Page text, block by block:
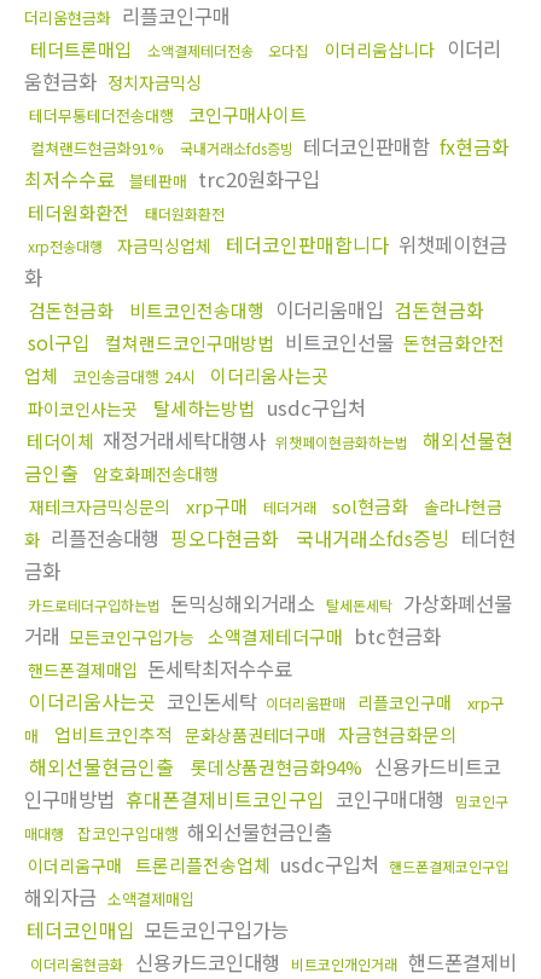
더리움현금화 리플코인구매
테더트론매입 소액결제테더전송 오다집 이더리움삽니다 이더리
움현금화 정치자금믹싱
테더무통테더전송대행 코인구매사이트
컬쳐랜드현금화91% 국내거래소fds증빙 테더코인판매함 fx현금화
최저수수료
블테판매 trc20원화구입
테더원화환전
태더원화환전
xrp전송대행
자금믹싱업체 테더코인판매합니다 위챗페이현금
화
검돈현금화 비트코인전송대행 이더리움매입 검돈현금화
sol구입
컬쳐랜드코인구매방법 비트코인선물 돈현금화안전
업체
코인송금대행 24시 이더리움사는곳
파이코인사는곳 탈세하는방법 usdc구입처
테더이체 재정거래세탁대행사 위챗페이현금화하는법
해외선물현
금인출
암호화폐전송대행
재테크자금믹싱문의
xrp구매 테더거래 sol현금화
솔라나현금
화 리플전송대행 핑오다현금화 국내거래소fds증빙 테더현
금화
카드로테더구입하는법 돈믹싱해외거래소 탈세돈세탁 가상화폐선물
거래 모든코인구입가능 소액결제테더구매 btc현금화
핸드폰결제매입 돈세탁최저수수료
이더리움사는곳 코인돈세탁 이더리움판매 리플코인구매
xrp구
매
업비트코인추적 문화상품권테더구매 자금현금화문의
해외선물현금인출 롯데상품권현금화94% 신용카드비트코
인구매방법 휴대폰결제비트코인구입 코인구매대행
밈코인구
매대행
잡코인구입대행 해외선물현금인출
이더리움구매 트론리플전송업체 usdc구입처 핸드폰결제코인구입
해외자금 소액결제매입
테더코인매입 모든코인구입가능
이더리움현금화 신용카드코인대행 비트코인개인거래 핸드폰결제비